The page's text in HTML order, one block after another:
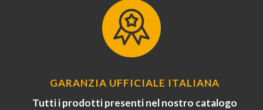
GARANZIA UFFICIALE ITALIANA
Tutti i prodotti presenti nel nostro catalogo